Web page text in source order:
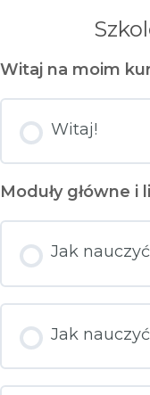
Witaj na moim
Witaj!
Moduły główne i
Jak
Jak